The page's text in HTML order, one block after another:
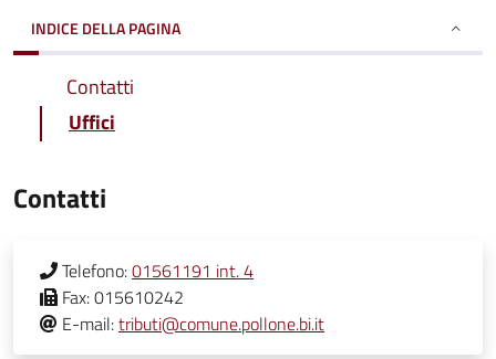
INDICE DELLA PAGINA
Contatti
Uffici
Contatti
Telefono:01561191 int. 4
Fax:015610242
E-mail:tributi@comune.pollone.bi.it